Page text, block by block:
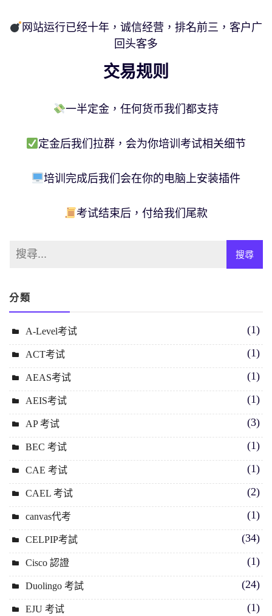
网站运行已经十年，诚信经营，排名前三，客户广
回头客多
交易规则
一半定金，任何货币我们都支持
定金后我们拉群，会为你培训考试相关细节
培训完成后我们会在你的电脑上安装插件
考试结束后，付给我们尾款
分類
A-Level考试 (1)
ACT考试 (1)
AEAS考试 (1)
AEIS考试 (1)
AP 考试 (3)
BEC 考试 (1)
CAE 考试 (1)
CAEL 考试 (2)
canvas代考 (1)
CELPIP考試 (34)
Cisco 認證 (1)
Duolingo 考試 (24)
EJU 考试 (1)